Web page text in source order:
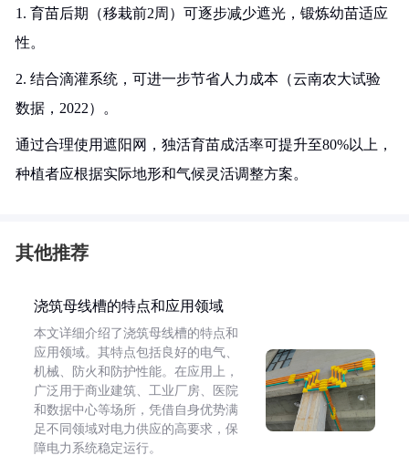
1. 育苗后期（移栽前2周）可逐步减少遮光，锻炼幼苗适应
性。
2. 结合滴灌系统，可进一步节省人力成本（云南农大试验
数据，2022）。
通过合理使用遮阳网，独活育苗成活率可提升至80%以上，
种植者应根据实际地形和气候灵活调整方案。
其他推荐
浇筑母线槽的特点和应用领域
本文详细介绍了浇筑母线槽的特点和
应用领域。其特点包括良好的电气、
机械、防火和防护性能。在应用上，
广泛用于商业建筑、工业厂房、医院
和数据中心等场所，凭借自身优势满
足不同领域对电力供应的高要求，保
障电力系统稳定运行。